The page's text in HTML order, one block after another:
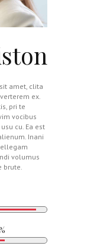
amet, clita
ex.
pri te
vocibus
cu. Ea est
Inani
volumus
brute.